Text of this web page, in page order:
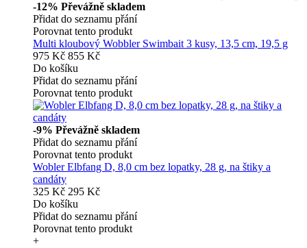
-12% Převážně skladem
Přidat do seznamu přání
Porovnat tento produkt
Multi kloubový Wobbler Swimbait 3 kusy, 13,5 cm, 19,5 g
975 Kč 855 Kč
Do košíku
Přidat do seznamu přání
Porovnat tento produkt
-9% Převážně skladem
Přidat do seznamu přání
Porovnat tento produkt
Wobler Elbfang D, 8,0 cm bez lopatky, 28 g, na štiky a
candáty
325 Kč 295 Kč
Do košíku
Přidat do seznamu přání
Porovnat tento produkt
+